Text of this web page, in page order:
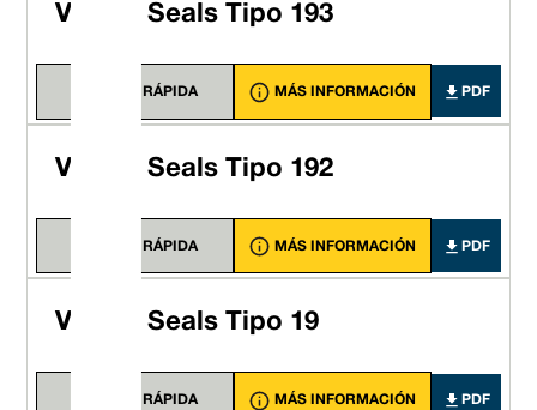
Vulcan Seals Tipo 193
VISTA RÁPIDA MÁS INFORMACIÓN PDF
Vulcan Seals Tipo 192
VISTA RÁPIDA MÁS INFORMACIÓN PDF
Vulcan Seals Tipo 19
VISTA RÁPIDA MÁS INFORMACIÓN PDF